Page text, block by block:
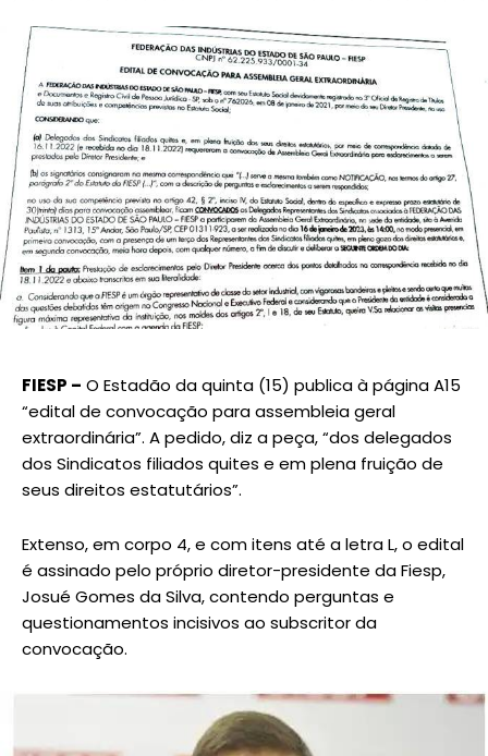
FIESP – O Estadão da quinta (15) publica à página A15
“edital de convocação para assembleia geral
extraordinária”. A pedido, diz a peça, “dos delegados
dos Sindicatos filiados quites e em plena fruição de
seus direitos estatutários”.
Extenso, em corpo 4, e com itens até a letra L, o edital
é assinado pelo próprio diretor-presidente da Fiesp,
Josué Gomes da Silva, contendo perguntas e
questionamentos incisivos ao subscritor da
convocação.